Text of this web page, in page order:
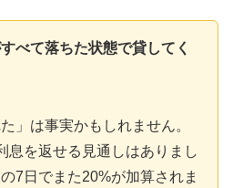
べて落ちた状態で貸してく
」は事実かもしれません。
息を返せる見通しはありまし
7日でまた20%が加算されま